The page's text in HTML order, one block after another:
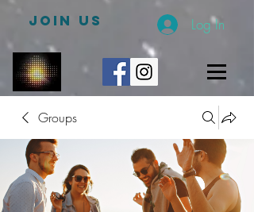
JOIN US Log In
Groups